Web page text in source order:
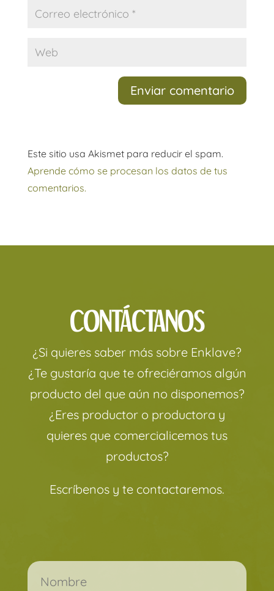
Enviar comentario
Este sitio usa Akismet para reducir el spam.
Aprende cómo se procesan los datos de tus
comentarios.
CONTÁCTANOS
¿Si quieres saber más sobre Enklave?
¿Te gustaría que te ofreciéramos algún
producto del que aún no disponemos?
¿Eres productor o productora y
quieres que comercialicemos tus
productos?
Escríbenos y te contactaremos.
Por favor, deja este campo vacío.